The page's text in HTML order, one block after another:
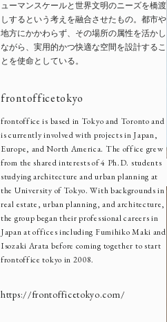
ューマンスケールと世界文明のニーズを橋渡
しするという考えを融合させたもの。都市や
地方にかかわらず、その場所の属性を活かし
ながら、実用的かつ快適な空間を設計するこ
とを使命としている。
frontofficetokyo
frontoffice is based in Tokyo and Toronto and
is currently involved with projects in Japan,
Europe, and North America. The office grew
from the shared interests of 4 Ph.D. students
studying architecture and urban planning at
the University of Tokyo. With backgrounds in
real estate, urban planning, and architecture,
the group began their professional careers in
Japan at offices including Fumihiko Maki and
Isozaki Arata before coming together to start
frontoffice tokyo in 2008.
https://frontofficetokyo.com/